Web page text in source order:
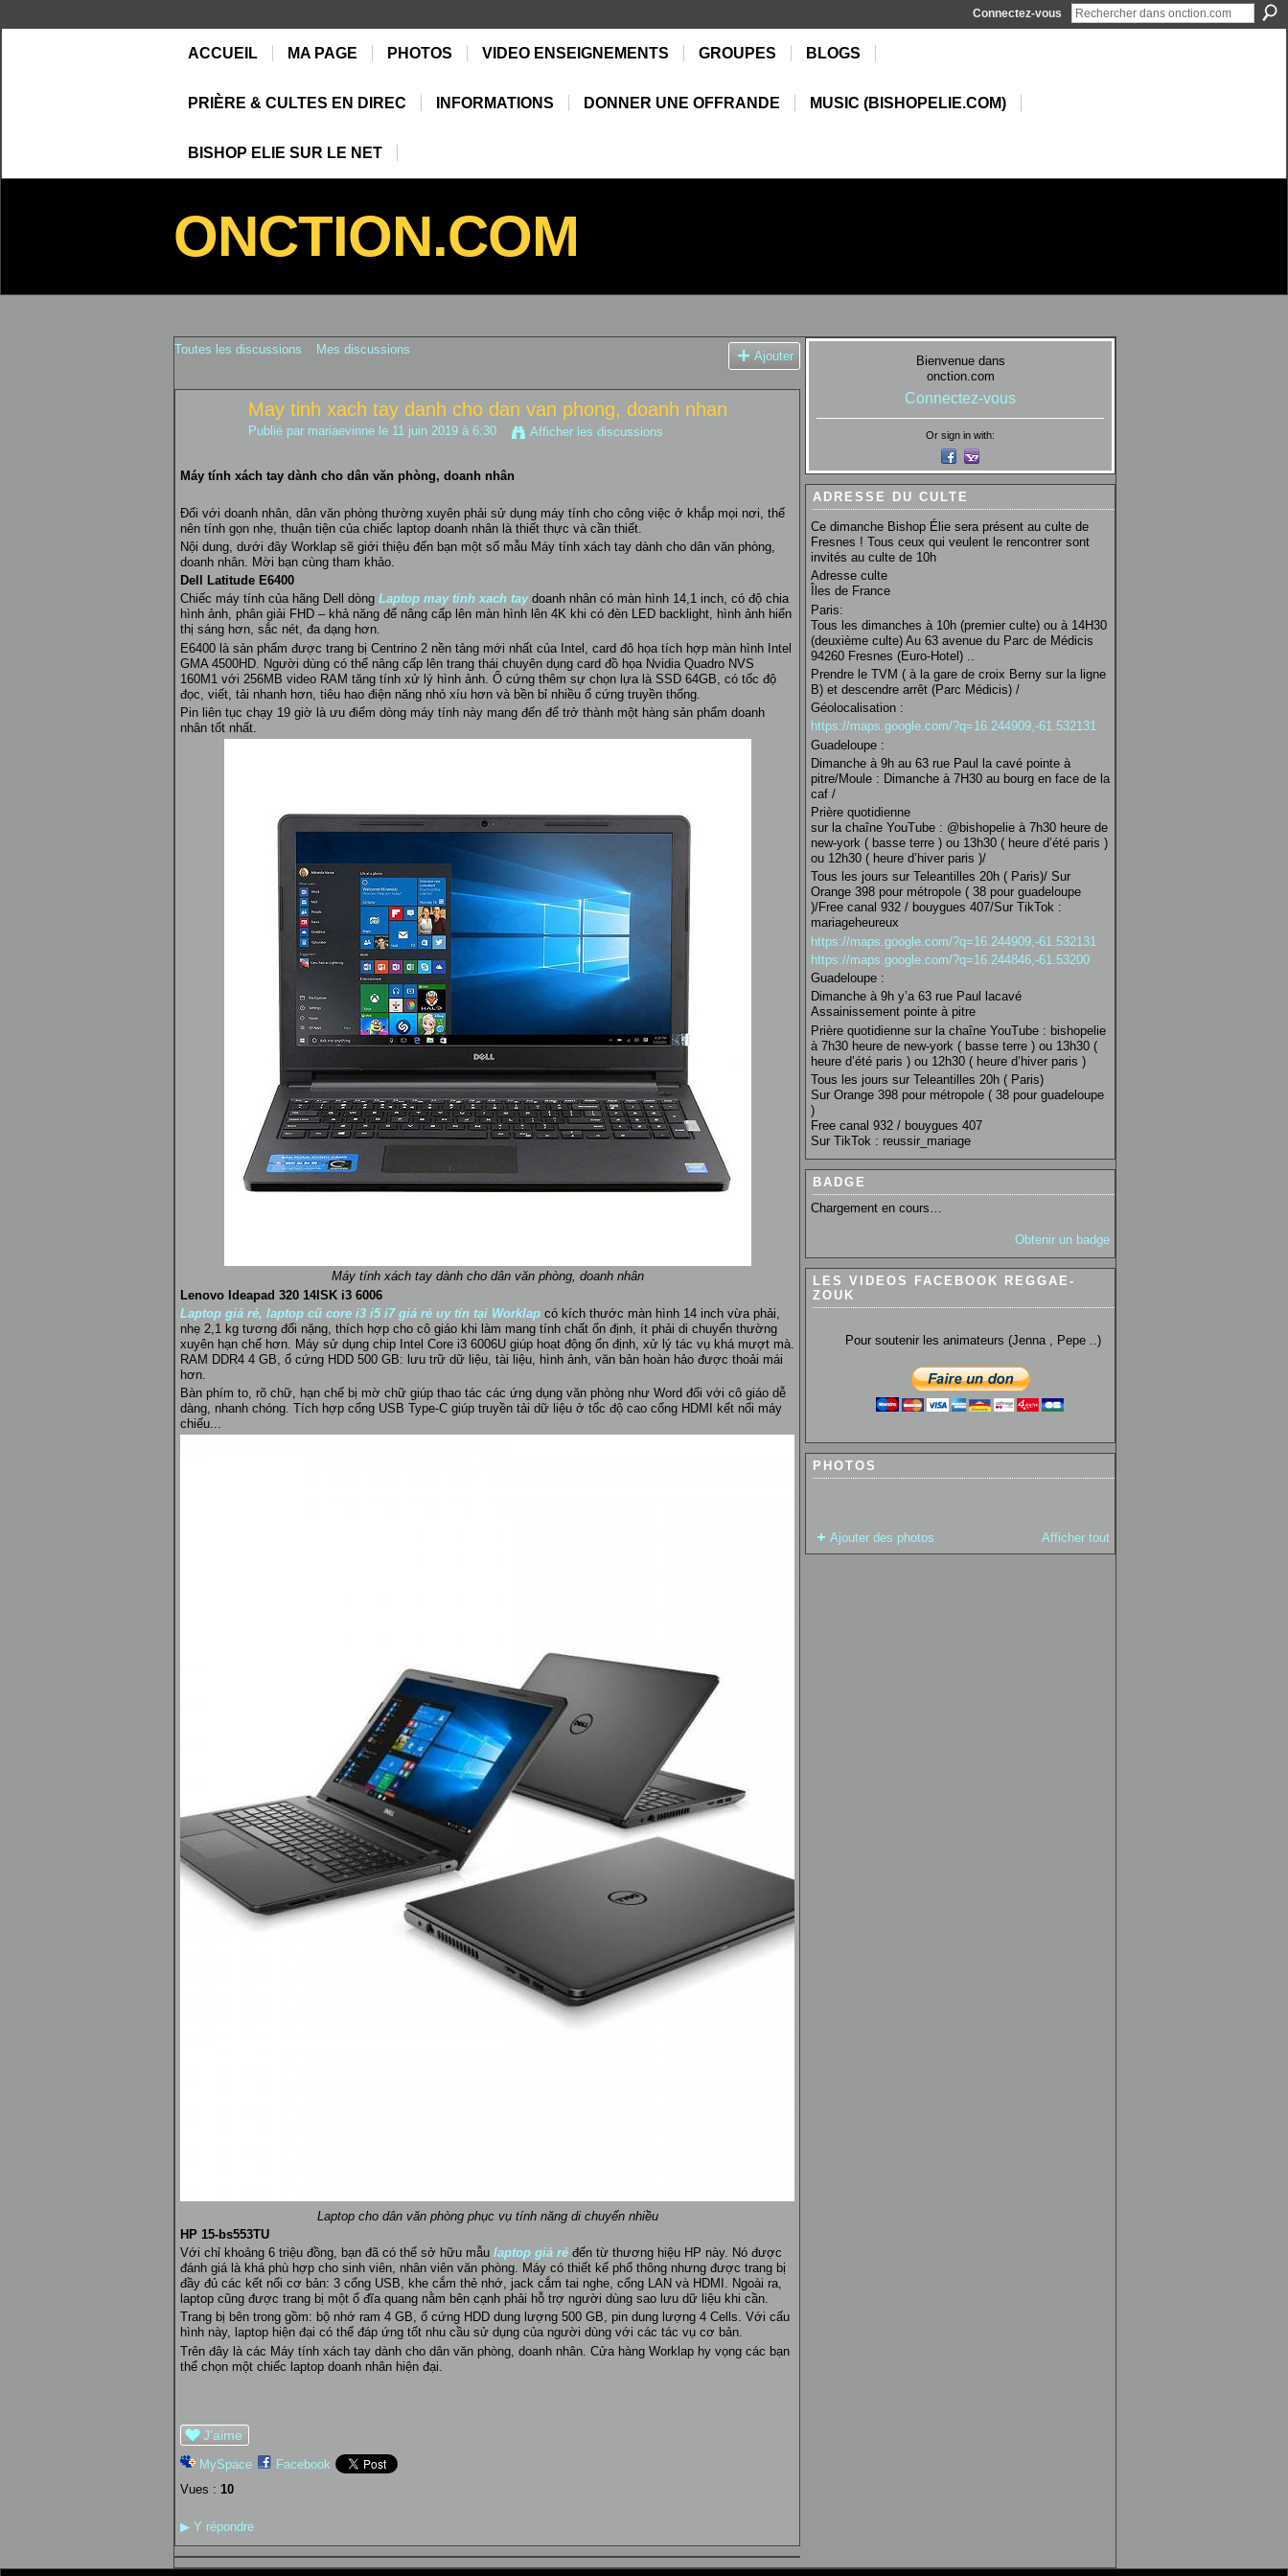
Connectez-vous
ACCUEIL MA PAGE PHOTOS VIDEO ENSEIGNEMENTS GROUPES BLOGS
PRIÈRE & CULTES EN DIREC INFORMATIONS DONNER UNE OFFRANDE MUSIC (BISHOPELIE.COM)
BISHOP ELIE SUR LE NET
ONCTION.COM
Toutes les discussions Mes discussions Ajouter
May tinh xach tay danh cho dan van phong, doanh nhan
Publié par mariaevinne le 11 juin 2019 à 6:30 Afficher les discussions
Máy tính xách tay dành cho dân văn phòng, doanh nhân
Đối với doanh nhân, dân văn phòng thường xuyên phải sử dụng máy tính cho công việc ở khắp mọi nơi, thế
nên tính gọn nhẹ, thuận tiện của chiếc laptop doanh nhân là thiết thực và cần thiết.
Nội dung, dưới đây Worklap sẽ giới thiệu đến bạn một số mẫu Máy tính xách tay dành cho dân văn phòng,
doanh nhân. Mời bạn cùng tham khảo.
Dell Latitude E6400
Chiếc máy tính của hãng Dell dòng Laptop may tinh xach taydoanh nhân có màn hình 14,1 inch, có độ chia
hình ảnh, phân giải FHD – khả năng để nâng cấp lên màn hình lên 4K khi có đèn LED backlight, hình ảnh hiển
thị sáng hơn, sắc nét, đa dạng hơn.
E6400 là sản phẩm được trang bị Centrino 2 nền tảng mới nhất của Intel, card đô họa tích hợp màn hình Intel
GMA 4500HD. Người dùng có thể nâng cấp lên trang thái chuyên dụng card đồ họa Nvidia Quadro NVS
160M1 với 256MB video RAM tăng tính xử lý hình ảnh. Ổ cứng thêm sự chọn lựa là SSD 64GB, có tốc độ
đọc, viết, tải nhanh hơn, tiêu hao điện năng nhỏ xíu hơn và bền bỉ nhiều ổ cứng truyền thống.
Pin liên tục chạy 19 giờ là ưu điểm dòng máy tính này mang đến để trở thành một hàng sản phẩm doanh
nhân tốt nhất.
Máy tính xách tay dành cho dân văn phòng, doanh nhân
Lenovo Ideapad 320 14ISK i3 6006
Laptop giá rẻ, laptop cũ core i3 i5 i7 giá rẻ uy tín tại Worklap có kích thước màn hình 14 inch vừa phải,
nhẹ 2,1 kg tương đối nặng, thích hợp cho cô giáo khi làm mang tính chất ổn định, ít phải di chuyển thường
xuyên hạn chế hơn. Máy sử dụng chip Intel Core i3 6006U giúp hoạt động ổn định, xử lý tác vụ khá mượt mà.
RAM DDR4 4 GB, ổ cứng HDD 500 GB: lưu trữ dữ liệu, tài liệu, hình ảnh, văn bản hoàn hảo được thoải mái
hơn.
Bàn phím to, rõ chữ, hạn chế bị mờ chữ giúp thao tác các ứng dụng văn phòng như Word đối với cô giáo dễ
dàng, nhanh chóng. Tích hợp cổng USB Type-C giúp truyền tải dữ liệu ở tốc độ cao cổng HDMI kết nối máy
chiếu...
Laptop cho dân văn phòng phục vụ tính năng di chuyển nhiều
HP 15-bs553TU
Với chỉ khoảng 6 triệu đồng, bạn đã có thể sở hữu mẫu laptop giá rẻ đến từ thương hiệu HP này. Nó được
đánh giá là khá phù hợp cho sinh viên, nhân viên văn phòng. Máy có thiết kế phổ thông nhưng được trang bị
đầy đủ các kết nối cơ bản: 3 cổng USB, khe cắm thẻ nhớ, jack cắm tai nghe, cổng LAN và HDMI. Ngoài ra,
laptop cũng được trang bị một ổ đĩa quang nằm bên cạnh phải hỗ trợ người dùng sao lưu dữ liệu khi cần.
Trang bị bên trong gồm: bộ nhớ ram 4 GB, ổ cứng HDD dung lượng 500 GB, pin dung lượng 4 Cells. Với cấu
hình này, laptop hiện đại có thể đáp ứng tốt nhu cầu sử dụng của người dùng với các tác vụ cơ bản.
Trên đây là các Máy tính xách tay dành cho dân văn phòng, doanh nhân. Cửa hàng Worklap hy vọng các bạn
thể chọn một chiếc laptop doanh nhân hiện đại.
J'aime
MySpace
Facebook
Vues : 10
▶ Y répondre
Bienvenue dans
onction.com
Connectez-vous
Or sign in with:
ADRESSE DU CULTE
Ce dimanche Bishop Élie sera présent au culte de
Fresnes ! Tous ceux qui veulent le rencontrer sont
invités au culte de 10h
Adresse culte
Îles de France
Paris:
Tous les dimanches à 10h (premier culte) ou à 14H30
(deuxième culte) Au 63 avenue du Parc de Médicis
94260 Fresnes (Euro-Hotel) ..
Prendre le TVM ( à la gare de croix Berny sur la ligne
B) et descendre arrêt (Parc Médicis) /
Géolocalisation :
https://maps.google.com/?q=16.244909,-61.532131
Guadeloupe :
Dimanche à 9h au 63 rue Paul la cavé pointe à
pitre/Moule : Dimanche à 7H30 au bourg en face de la
caf /
Prière quotidienne
sur la chaîne YouTube : @bishopelie à 7h30 heure de
new-york ( basse terre ) ou 13h30 ( heure d’été paris )
ou 12h30 ( heure d’hiver paris )/
Tous les jours sur Teleantilles 20h ( Paris)/ Sur
Orange 398 pour métropole ( 38 pour guadeloupe
)/Free canal 932 / bouygues 407/Sur TikTok :
mariageheureux
https://maps.google.com/?q=16.244909,-61.532131
https://maps.google.com/?q=16.244846,-61.53200
Guadeloupe :
Dimanche à 9h y’a 63 rue Paul lacavé
Assainissement pointe à pitre
Prière quotidienne sur la chaîne YouTube : bishopelie
à 7h30 heure de new-york ( basse terre ) ou 13h30 (
heure d’été paris ) ou 12h30 ( heure d’hiver paris )
Tous les jours sur Teleantilles 20h ( Paris)
Sur Orange 398 pour métropole ( 38 pour guadeloupe
)
Free canal 932 / bouygues 407
Sur TikTok : reussir_mariage
BADGE
Chargement en cours…
Obtenir un badge
LES VIDEOS FACEBOOK REGGAE-
ZOUK
Pour soutenir les animateurs (Jenna , Pepe ..)
PHOTOS
Ajouter des photos Afficher tout